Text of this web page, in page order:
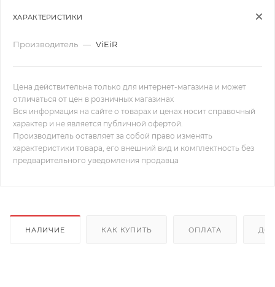
ХАРАКТЕРИСТИКИ
Производитель — ViEiR
Цена действительна только для интернет-магазина и может
отличаться от цен в розничных магазинах
Вся информация на сайте о товарах и ценах носит справочный
характер и не является публичной офертой.
Производитель оставляет за собой право изменять
характеристики товара, его внешний вид и комплектность без
предварительного уведомления продавца
НАЛИЧИЕ КАК КУПИТЬ ОПЛАТА